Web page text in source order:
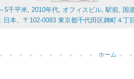
5千平米, 2010年代, オフィスビル,駅前, 国
日本、〒102-0083 東京都千代田区麹町４丁
ホーム